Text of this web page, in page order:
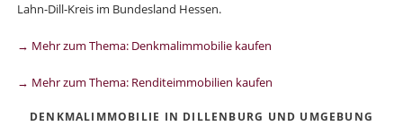
Lahn-Dill-Kreis im Bundesland Hessen.
→ Mehr zum Thema: Denkmalimmobilie kaufen
→ Mehr zum Thema: Renditeimmobilien kaufen
DENKMALIMMOBILIE IN DILLENBURG UND UMGEBUNG